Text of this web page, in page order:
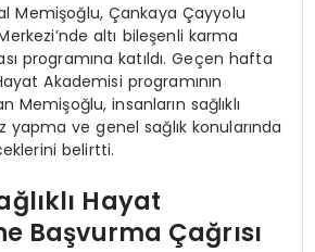
Memişoğlu, Çankaya Çayyolu
altı bileşenli karma
programına katıldı. Geçen hafta
Akademisi programının
Memişoğlu, insanların sağlıklı
yapma ve genel sağlık konularında
belirtti.
Hayat
Başvurma Çağrısı